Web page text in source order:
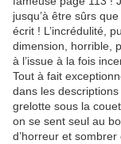
jusqu’à être sûrs
écrit ! L’incrédulité,
dimension, horrible,
à l’issue à la fois
Tout à fait
dans les
grelotte sous la
on se sent seul au
d’horreur et